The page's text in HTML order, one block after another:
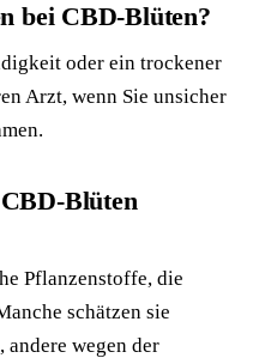
bei CBD-Blüten?
oder ein trockener
Arzt, wenn Sie unsicher
Blüten
Pflanzenstoffe, die
schätzen sie
andere wegen der